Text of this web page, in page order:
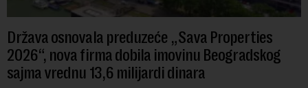
Država osnovala preduzeće „Sava Properties
2026“, nova firma dobila imovinu Beogradskog
sajma vrednu 13,6 milijardi dinara